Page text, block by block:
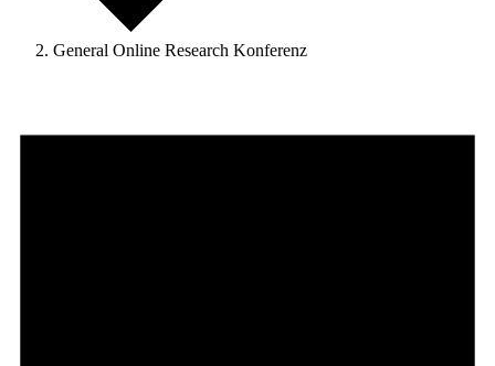
General Online Research Konferenz